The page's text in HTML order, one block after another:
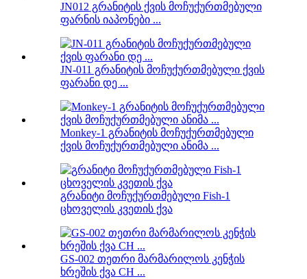
JN012 გრანიტის ქვის მოჩუქურთმებული
ფარნის იაპონები ...
JN-011 გრანიტის მოჩუქურთმებული ქვის
ფარანი დე ...
Monkey-1 გრანიტის მოჩუქურთმებული
ქვის მოჩუქურთმებული ანიმა ...
გრანიტი მოჩუქურთმებული Fish-1
ცხოველის კვეთის ქვა
GS-002 თეთრი მარმარილოს კენჭის
ხრეშის ქვა CH ...